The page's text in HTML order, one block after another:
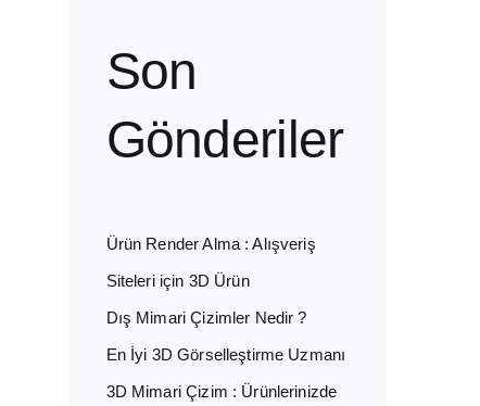
Son
Gönderiler
Ürün Render Alma : Alışveriş
Siteleri için 3D Ürün
Dış Mimari Çizimler Nedir ?
En İyi 3D Görselleştirme Uzmanı
3D Mimari Çizim : Ürünlerinizde